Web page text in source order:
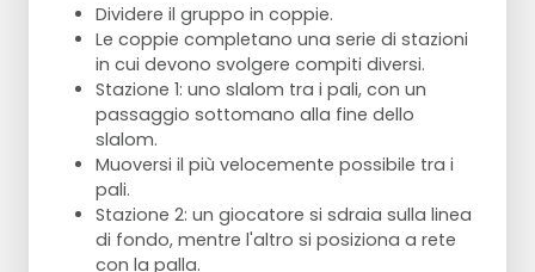
Dividere il gruppo in coppie.
Le coppie completano una serie di stazioni
in cui devono svolgere compiti diversi.
Stazione 1: uno slalom tra i pali, con un
passaggio sottomano alla fine dello
slalom.
Muoversi il più velocemente possibile tra i
pali.
Stazione 2: un giocatore si sdraia sulla linea
di fondo, mentre l'altro si posiziona a rete
con la palla.